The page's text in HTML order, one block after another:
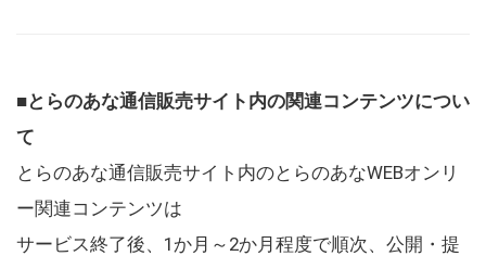
■とらのあな通信販売サイト内の関連コンテンツについ
て
とらのあな通信販売サイト内のとらのあなWEBオンリ
ー関連コンテンツは
サービス終了後、1か月～2か月程度で順次、公開・提